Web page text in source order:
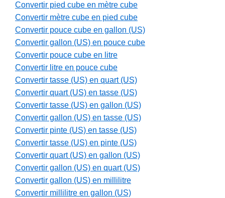
Convertir pied cube en mètre cube
Convertir mètre cube en pied cube
Convertir pouce cube en gallon (US)
Convertir gallon (US) en pouce cube
Convertir pouce cube en litre
Convertir litre en pouce cube
Convertir tasse (US) en quart (US)
Convertir quart (US) en tasse (US)
Convertir tasse (US) en gallon (US)
Convertir gallon (US) en tasse (US)
Convertir pinte (US) en tasse (US)
Convertir tasse (US) en pinte (US)
Convertir quart (US) en gallon (US)
Convertir gallon (US) en quart (US)
Convertir gallon (US) en millilitre
Convertir millilitre en gallon (US)